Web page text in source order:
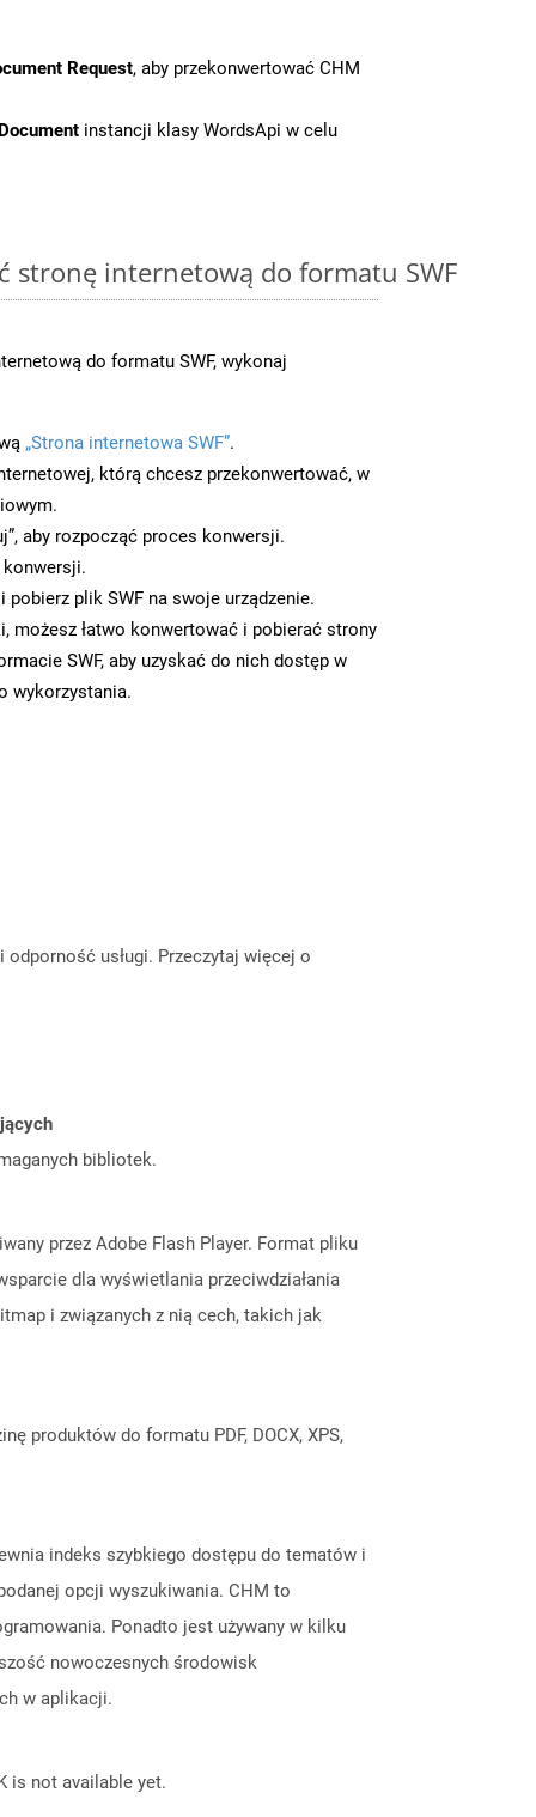
Request, aby przekonwertować CHM
instancji klasy WordsApi w celu
stronę internetową do formatu SWF
do formatu SWF, wykonaj
„Strona internetowa SWF”.
którą chcesz przekonwertować, w
aby rozpocząć proces konwersji.
konwersji.
plik SWF na swoje urządzenie.
możesz łatwo konwertować i pobierać strony
SWF, aby uzyskać do nich dostęp w
wykorzystania.
usługi. Przeczytaj więcej o
bibliotek.
przez Adobe Flash Player. Format pliku
dla wyświetlania przeciwdziałania
i związanych z nią cech, takich jak
produktów do formatu PDF, DOCX, XPS,
indeks szybkiego dostępu do tematów i
opcji wyszukiwania. CHM to
Ponadto jest używany w kilku
nowoczesnych środowisk
w aplikacji.
is not available yet.